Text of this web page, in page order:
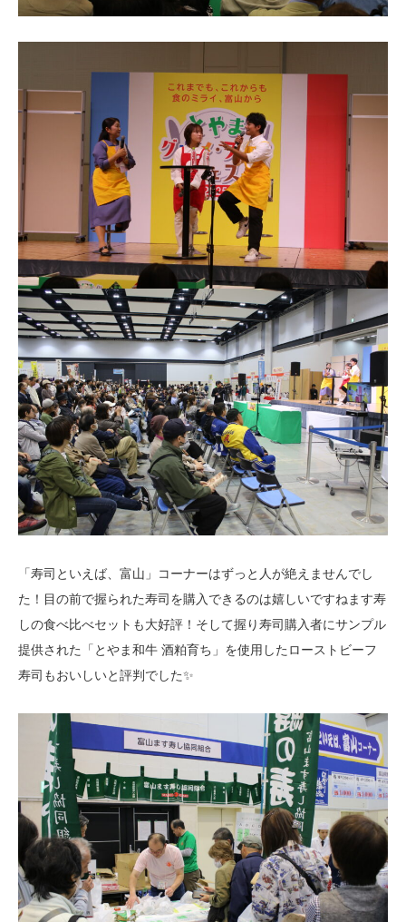
「寿司といえば、富山」コーナーはずっと人が絶えませんでし
た！目の前で握られた寿司を購入できるのは嬉しいですねます寿
しの食べ比べセットも大好評！そして握り寿司購入者にサンプル
提供された「とやま和牛 酒粕育ち」を使用したローストビーフ
寿司もおいしいと評判でした✨